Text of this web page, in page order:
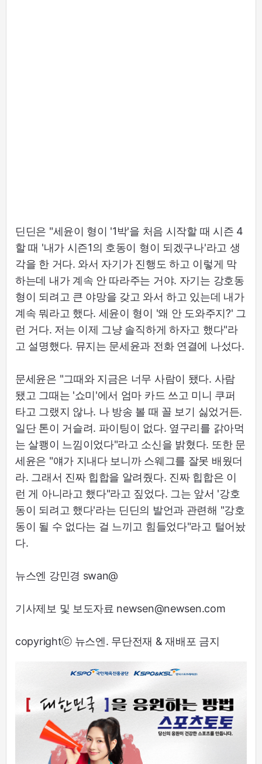
딘딘은 "세윤이 형이 '1박'을 처음 시작할 때 시즌 4
할 때 '내가 시즌1의 호동이 형이 되겠구나'라고 생
각을 한 거다. 와서 자기가 진행도 하고 이렇게 막
하는데 내가 계속 안 따라주는 거야. 자기는 강호동
형이 되려고 큰 야망을 갖고 와서 하고 있는데 내가
계속 뭐라고 했다. 세윤이 형이 '왜 안 도와주지?' 그
런 거다. 저는 이제 그냥 솔직하게 하자고 했다"라
고 설명했다. 뮤지는 문세윤과 전화 연결에 나섰다.
문세윤은 "그때와 지금은 너무 사람이 됐다. 사람
됐고 그때는 '쇼미'에서 엄마 카드 쓰고 미니 쿠퍼
타고 그랬지 않나. 나 방송 볼 때 꼴 보기 싫었거든.
일단 톤이 거슬려. 파이팅이 없다. 옆구리를 갉아먹
는 살쾡이 느낌이었다"라고 소신을 밝혔다. 또한 문
세윤은 "얘가 지내다 보니까 스웨그를 잘못 배웠더
라. 그래서 진짜 힙합을 알려줬다. 진짜 힙합은 이
런 게 아니라고 했다"라고 짚었다. 그는 앞서 '강호
동이 되려고 했다'라는 딘딘의 발언과 관련해 "강호
동이 될 수 없다는 걸 느끼고 힘들었다"라고 털어놨
다.
뉴스엔 강민경 swan@
기사제보 및 보도자료 newsen@newsen.com
copyrightⓒ 뉴스엔. 무단전재 & 재배포 금지